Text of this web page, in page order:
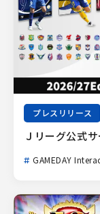
プレスリリース
Ｊリーグ公式
GAMEDAY